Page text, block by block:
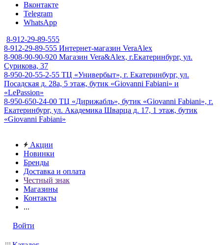
Вконтакте
Telegram
WhatsApp
8-912-29-89-555
8-912-29-89-555 Интернет-магазин VeraAlex
8-908-90-90-920 Магазин Vera&Alex, г.Екатеринбург, ул.
Сурикова, 37
8-950-20-55-2-55 ТЦ «Универбыт», г. Екатеринбург, ул.
Посадская д. 28а, 5 этаж, бутик «Giovanni Fabiani» и
«LePassion»
8-950-650-24-00 ТЦ «Дирижабль», бутик «Giovanni Fabiani», г.
Екатеринбург, ул. Академика Шварца д. 17, 1 этаж, бутик
«Giovanni Fabiani»
Акции
Новинки
Бренды
Доставка и оплата
Честный знак
Магазины
Контакты
...
Войти